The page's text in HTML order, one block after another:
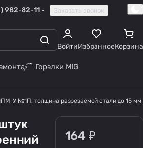
982-82-11 Заказать звонок
ВойтиИзбранноеКорзина
Горелки MIG
У №1П, толщина разрезаемой стали до 15 мм
164 ₽